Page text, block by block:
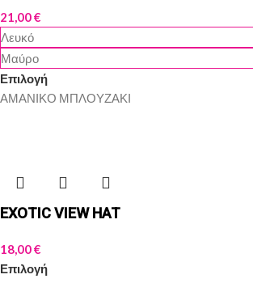
21,00€
Λευκό
Μαύρο
Επιλογή
ΑΜΑΝΙΚΟ ΜΠΛΟΥΖΑΚΙ
EXOTIC VIEW HAT
18,00€
Επιλογή